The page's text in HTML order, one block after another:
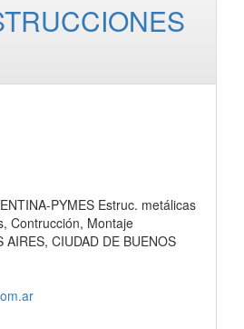
PYMES Estruc. metálicas
Contrucción, Montaje
AIRES, CIUDAD DE BUENOS